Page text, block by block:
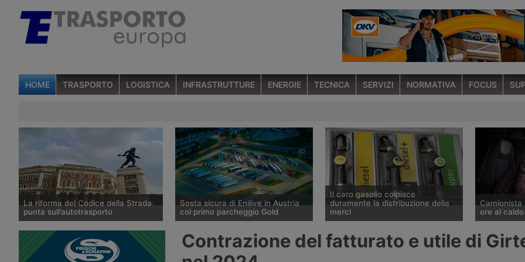
HOME TRASPORTO LOGISTICA INFRASTRUTTURE ENERGIE TECNICA SERVIZI NORMATIVA FOCUS
La riforma del Codice della Strada
punta sull’autotrasporto
Il ministero dei Trasporti ha
presentato alla fine di luglio 2026 le
linee della riforma del Codice della
Sosta sicura di Enilive in Austria
col primo parcheggio Gold
Marienkirchen bei Schärding, lungo
Il caro gasolio colpisce
duramente la distribuzione delle
merci
prezzo del gasolio è salito del
ore al caldo
affiliato al
Contrazione del fatturato e utile di